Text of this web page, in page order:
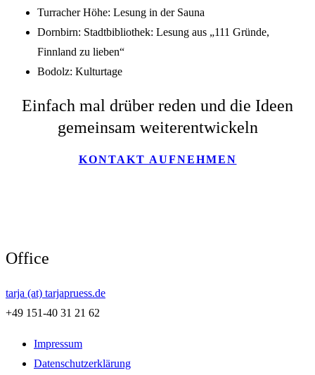
Turracher Höhe: Lesung in der Sauna
Dornbirn: Stadtbibliothek: Lesung aus „111 Gründe,
Finnland zu lieben“
Bodolz: Kulturtage
Einfach mal drüber reden und die Ideen
gemeinsam weiterentwickeln
KONTAKT AUFNEHMEN
Office
tarja (at) tarjapruess.de
+49 151-40 31 21 62
Impressum
Datenschutzerklärung